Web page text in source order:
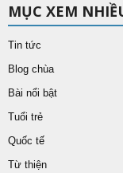
MỤC XEM
Tin tức
Blog chùa
Bài nổi bật
Tuổi trẻ
Quốc tế
Từ thiện